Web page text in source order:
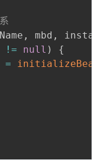
, mbd ,
!= null )
{
= initializeBean